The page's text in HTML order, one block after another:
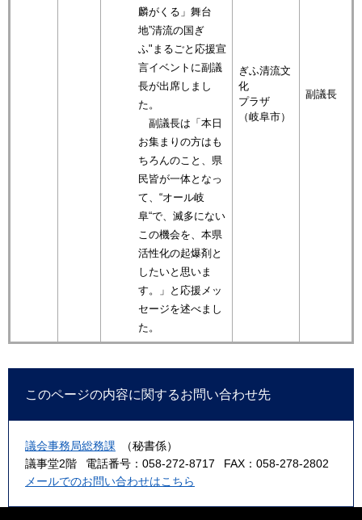
麟がくる」舞台
地”清流の国ぎ
ふ"まるごと応援宣
言イベントに副議
長が出席しまし
た。
副議長は「本日
お集まりの方はも
ちろんのこと、県
民皆が一体となっ
て、“オール岐
阜“で、滅多にない
この機会を、本県
活性化の起爆剤と
したいと思いま
す。」と応援メッ
セージを述べまし
た。
ぎふ清流文
化
プラザ
（岐阜市）
副議長
このページの内容に関するお問い合わせ先
議会事務局総務課
（秘書係）
議事堂2階
電話番号：058-272-8717
FAX：058-278-2802
メールでのお問い合わせはこちら